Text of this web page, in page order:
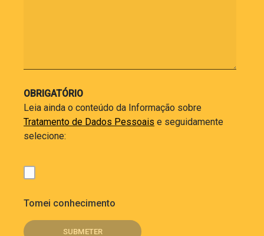
OBRIGATÓRIO
Leia ainda o conteúdo da Informação sobre
Tratamento de Dados Pessoais e seguidamente
selecione:
Tomei conhecimento